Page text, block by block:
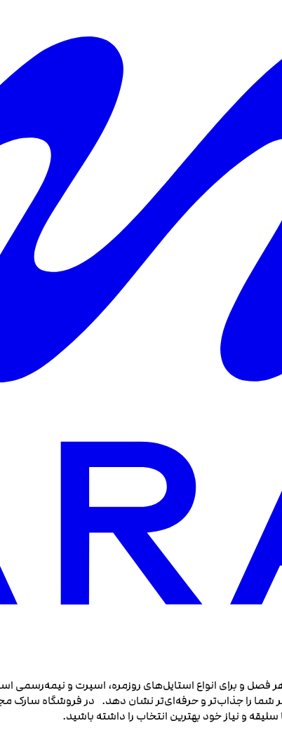
هر فصل و برای انواع استایل‌های روزمره، اسپرت و
را جذاب‌تر و حرفه‌ای‌تر نشان دهد. در فروشگاه سارک
و نیاز خود بهترین انتخاب را داشته باشید.